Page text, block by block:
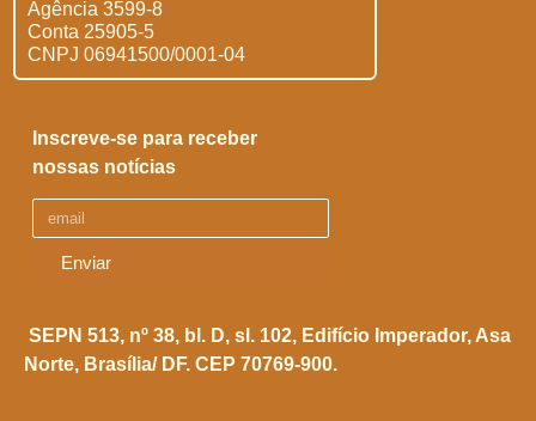
Agência 3599-8
Conta 25905-5
CNPJ 06941500/0001-04
Enviar
Inscreve-se para receber
nossas notícias
SEPN 513, nº 38, bl. D, sl. 102, Edifício Imperador, Asa
Norte, Brasília/ DF. CEP 70769-900.